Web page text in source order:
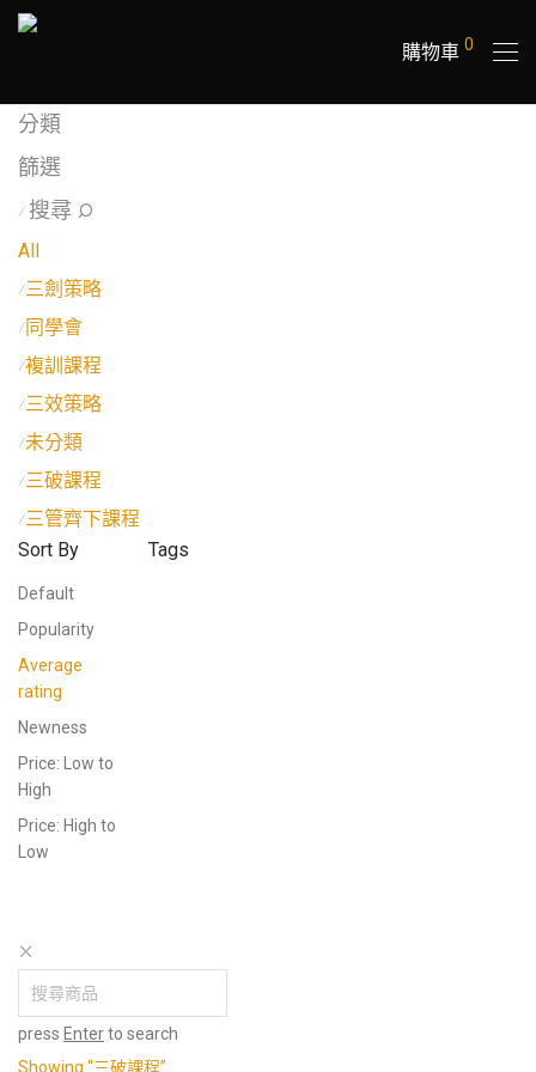
購物車 0
分類
篩選
⁄ 搜尋
All
⁄三劍策略
⁄同學會
⁄複訓課程
⁄三效策略
⁄未分類
⁄三破課程
⁄三管齊下課程
Sort By
Default
Popularity
Average
rating
Newness
Price: Low to
High
Price: High to
Low
Tags
press Enterto search
Showing “三破課程”